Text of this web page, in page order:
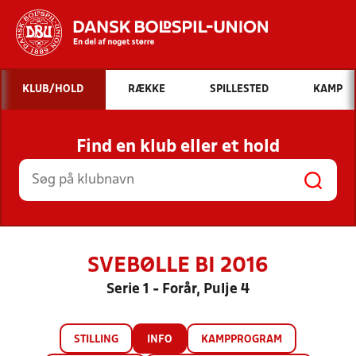
Hvad vil du søge efter?
INDHOLD OG NYHEDER
STILLINGER, RESULTATER, KLUBBER OG
HOLD
KLUB/HOLD RÆKKE SPILLESTED KAMP
Find en klub eller et hold
SVEBØLLE BI 2016
Serie 1 - Forår, Pulje 4
STILLING INFO KAMPPROGRAM